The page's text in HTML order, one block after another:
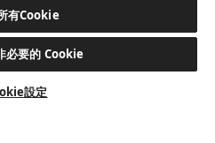
權所有
有Cookie
必要的 Cookie
設定